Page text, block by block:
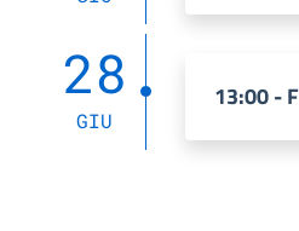
28
GIU
13:00 -